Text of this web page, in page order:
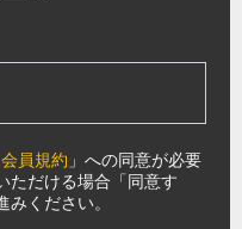
員規約 」への同意が必要
ただける場合「同意す
ください。